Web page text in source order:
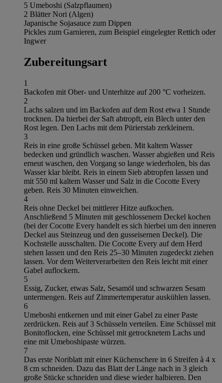
5 Umeboshi (Salzpflaumen)
2 Blätter Nori (Algen)
Japanische Sojasauce zum Dippen
Pickles zum Garnieren, zum Beispiel eingelegter Rettich oder
Ingwer
Zubereitungsart
1
Backofen mit Ober- und Unterhitze auf 200 °C vorheizen.
2
Lachs salzen und im Backofen auf dem Rost etwa 1 Stunde
trocknen. Da hierbei der Saft abtropft, ein Blech unter den
Rost legen. Den Lachs mit dem Pürierstab zerkleinern.
3
Reis in eine große Schüssel geben. Mit kaltem Wasser
bedecken und gründlich waschen. Wasser abgießen und Reis
erneut waschen, den Vorgang so lange wiederholen, bis das
Wasser klar bleibt. Reis in einem Sieb abtropfen lassen und
mit 550 ml kaltem Wasser und Salz in die Cocotte Every
geben. Reis 30 Minuten einweichen.
4
Reis ohne Deckel bei mittlerer Hitze aufkochen.
Anschließend 5 Minuten mit geschlossenem Deckel kochen
(bei der Cocotte Every handelt es sich hierbei um den inneren
Deckel aus Steinzeug und den gusseisernen Deckel). Die
Kochstelle ausschalten. Die Cocotte Every auf dem Herd
stehen lassen und den Reis 25–30 Minuten zugedeckt ziehen
lassen. Vor dem Weiterverarbeiten den Reis leicht mit einer
Gabel auflockern.
5
Essig, Zucker, etwas Salz, Sesamöl und schwarzen Sesam
untermengen. Reis auf Zimmertemperatur auskühlen lassen.
6
Umeboshi entkernen und mit einer Gabel zu einer Paste
zerdrücken. Reis auf 3 Schüsseln verteilen. Eine Schüssel mit
Bonitoflocken, eine Schüssel mit getrocknetem Lachs und
eine mit Umeboshipaste würzen.
7
Das erste Noriblatt mit einer Küchenschere in 6 Streifen à 4 x
8 cm schneiden. Dazu das Blatt der Länge nach in 3 gleich
große Stücke schneiden und diese wieder halbieren. Den